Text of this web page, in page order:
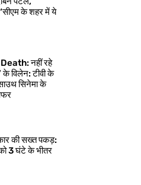
के शहर में ये
नहीं रहे
विलेन: टीवी के
सिनेमा के
की सख्त पकड़:
3 घंटे के भीतर